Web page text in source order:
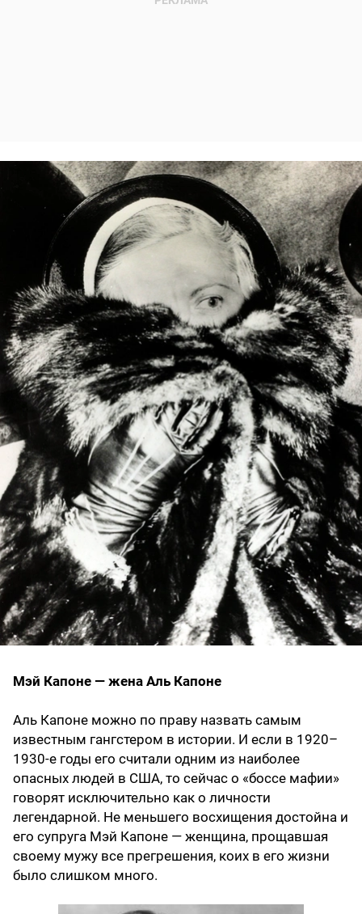
Мэй Капоне — жена Аль Капоне
Аль Капоне можно по праву назвать самым
известным гангстером в истории. И если в 1920–
1930-е годы его считали одним из наиболее
опасных людей в США, то сейчас о «боссе мафии»
говорят исключительно как о личности
легендарной. Не меньшего восхищения достойна и
его супруга Мэй Капоне — женщина, прощавшая
своему мужу все прегрешения, коих в его жизни
было слишком много.